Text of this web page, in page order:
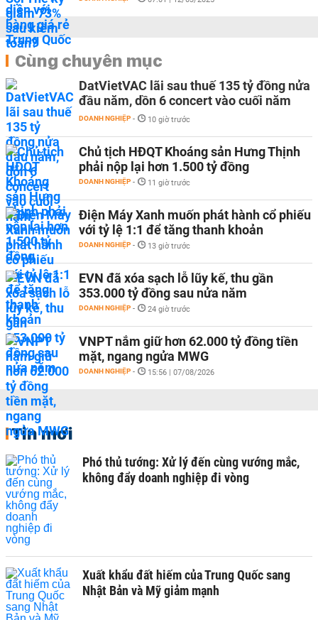
Cùng chuyên mục
DatVietVAC lãi sau thuế 135 tỷ đồng nửa
đầu năm, dồn 6 concert vào cuối năm
DOANH NGHIỆP - 10 giờ trước
Chủ tịch HĐQT Khoáng sản Hưng Thịnh
phải nộp lại hơn 1.500 tỷ đồng
DOANH NGHIỆP - 11 giờ trước
Điện Máy Xanh muốn phát hành cổ phiếu
với tỷ lệ 1:1 để tăng thanh khoản
DOANH NGHIỆP - 13 giờ trước
EVN đã xóa sạch lỗ lũy kế, thu gần
353.000 tỷ đồng sau nửa năm
DOANH NGHIỆP - 24 giờ trước
VNPT nắm giữ hơn 62.000 tỷ đồng tiền
mặt, ngang ngửa MWG
DOANH NGHIỆP - 15:56 | 07/08/2026
Tin mới
Phó thủ tướng: Xử lý đến cùng vướng mắc,
không đẩy doanh nghiệp đi vòng
Xuất khẩu đất hiếm của Trung Quốc sang
Nhật Bản và Mỹ giảm mạnh